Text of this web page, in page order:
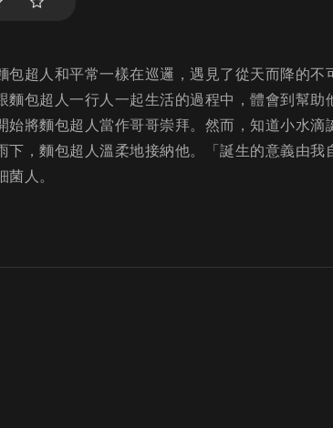
包超人和平常一樣在巡邏，遇見了從天而降的
麵包超人一行人一起生活的過程中，體會到幫助
始將麵包超人當作哥哥崇拜。然而，知道小水滴
下，麵包超人溫柔地接納他。「誕生的意義由我
人。